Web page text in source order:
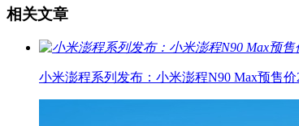
相关文章
小米澎程系列发布：小米澎程N90 Max预售